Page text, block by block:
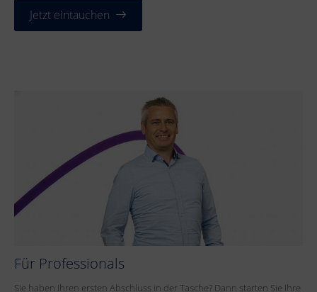
Jetzt eintauchen
Für Professionals
Sie haben Ihren ersten Abschluss in der Tasche? Dann starten Sie Ihre